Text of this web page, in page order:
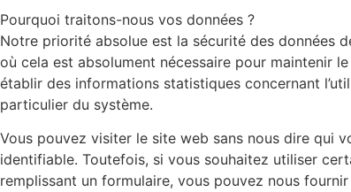
Pourquoi traitons-nous vos données ?
Notre priorité absolue est la sécurité des données
où cela est absolument nécessaire pour maintenir
établir des informations statistiques concernant
particulier du système.
Vous pouvez visiter le site web sans nous dire qui
identifiable. Toutefois, si vous souhaitez utiliser
remplissant un formulaire, vous pouvez nous